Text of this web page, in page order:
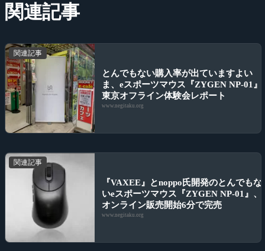
関連記事
関連記事
とんでもない購入率が出ていますよい
ま、eスポーツマウス『ZYGEN NP-01』
東京オフライン体験会レポート
www.negitaku.org
関連記事
『VAXEE』とnoppo氏開発のとんでもな
いeスポーツマウス『ZYGEN NP-01』、
オンライン販売開始6分で完売
www.negitaku.org